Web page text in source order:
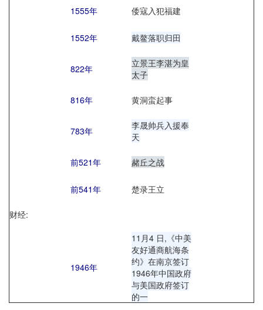
1555年 倭寇入犯福建
1552年 戴鳌落职归田
822年
立景王李湛为皇
太子
816年 黄洞蛮起事
783年
李晟帅兵入援奉
天
前521年 赭丘之战
前541年 楚录王立
财经:
1946年
11月4 日,《中美
友好通商航海条
约》在南京签订
1946年中国政府
与美国政府签订
的一